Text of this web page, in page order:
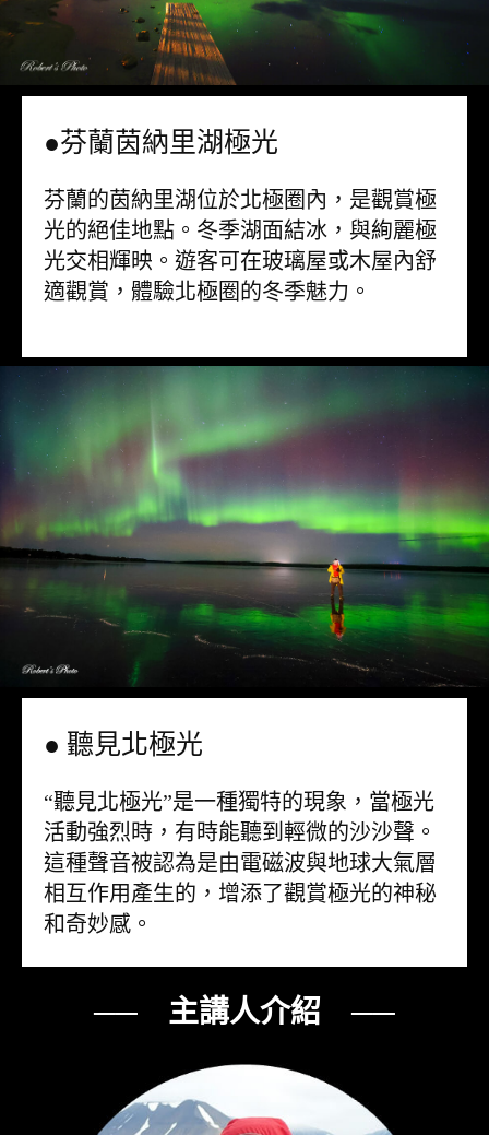
●芬蘭茵納里湖極光
芬蘭的茵納里湖位於北極圈內，是觀賞極
光的絕佳地點。冬季湖面結冰，與絢麗極
光交相輝映。遊客可在玻璃屋或木屋內舒
適觀賞，體驗北極圈的冬季魅力。
● 聽見北極光
“聽見北極光”是一種獨特的現象，當極光
活動強烈時，有時能聽到輕微的沙沙聲。
這種聲音被認為是由電磁波與地球大氣層
相互作用產生的，增添了觀賞極光的神秘
和奇妙感。
── 主講人介紹 ──